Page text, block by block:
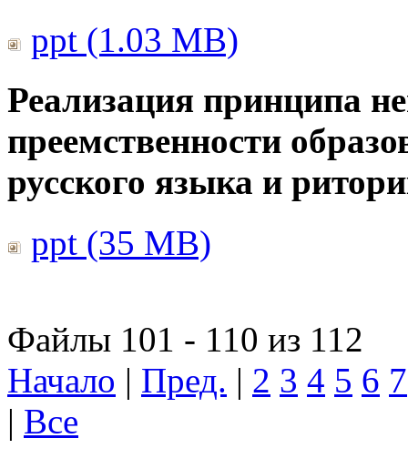
ppt (1.03 MB)
Реализация принципа
преемственности
русского языка и
ppt (35 MB)
Файлы 101 - 110 из 112
Начало | Пред. | 2 3 4 5 6 7
| Все